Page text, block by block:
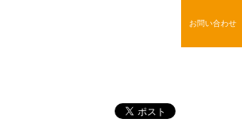
お問い合わせ